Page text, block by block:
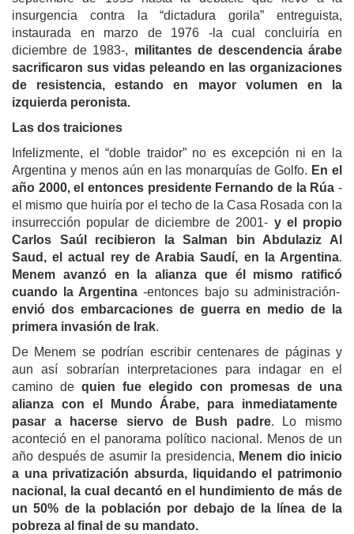
insurgencia contra la “dictadura gorila” entreguista,
instaurada en marzo de 1976 -la cual concluiría en
diciembre de 1983-, militantes de descendencia árabe
sacrificaron sus vidas peleando en las organizaciones
de resistencia, estando en mayor volumen en la
izquierda peronista.
Las dos traiciones
Infelizmente, el “doble traidor” no es excepción ni en la
Argentina y menos aún en las monarquías de Golfo. En e
año 2000, el entonces presidente Fernando de la Rúa -
el mismo que huiría por el techo de la Casa Rosada con la
insurrección popular de diciembre de 2001- y el propio
Carlos Saúl recibieron la Salman bin Abdulaziz Al
Saud,el actual rey de Arabia Saudí, en la Argentina.
Menem avanzó en la alianza que él mismo ratificó
cuando la Argentina-entonces bajo su administración-
envió dos embarcaciones de guerraen medio de la
primera invasión de Irak.
De Menem se podrían escribir centenares de páginas y
aun así sobrarían interpretaciones para indagar en el
camino de quien fue elegido con promesas de una
alianza con el Mundo Árabe, para inmediatamente
pasar a hacerse siervo de Bush padre. Lo mismo
aconteció en el panorama político nacional. Menos de un
año después de asumir la presidencia, Menem dio inicio
a una privatización absurda, liquidando el patrimonio
nacional, la cual decantó en el hundimiento de más de
un 50% de la población por debajo de la línea de la
pobreza al final de su mandato.